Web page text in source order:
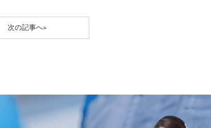
次の記事へ»